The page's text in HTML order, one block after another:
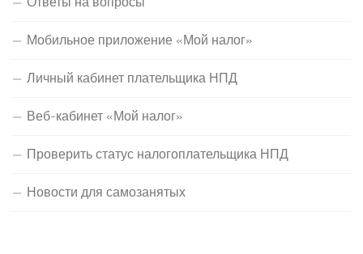
Мобильное приложение «Мой налог»
Личный кабинет плательщика НПД
Веб-кабинет «Мой налог»
Проверить статус налогоплательщика НПД
Новости для самозанятых